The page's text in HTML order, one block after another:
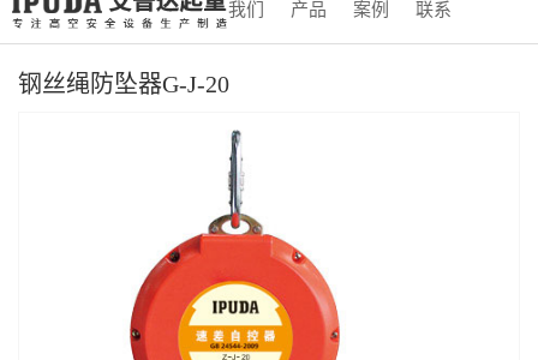
我们 产品 案例 联系
钢丝绳防坠器G-J-20